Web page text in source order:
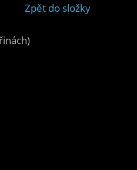
Zpět do složky